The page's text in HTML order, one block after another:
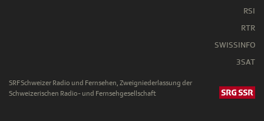
RSI
RTR
SWISSINFO
3SAT
SRF Schweizer Radio und Fernsehen, Zweigniederlassung der
Schweizerischen Radio- und Fernsehgesellschaft